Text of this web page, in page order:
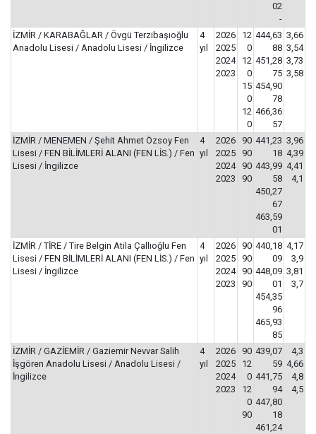
02
-
İZMİR / KARABAĞLAR / Övgü Terzibaşıoğlu
Anadolu Lisesi / Anadolu Lisesi / İngilizce
4
yıl
2026
2025
2024
2023
12
0
12
0
15
0
12
0
444,63
88
451,28
75
454,90
78
466,36
57
3,66
3,54
3,73
3,58
İZMİR / MENEMEN / Şehit Ahmet Özsoy Fen
Lisesi / FEN BİLİMLERİ ALANI (FEN LİS.) / Fen
Lisesi / İngilizce
4
yıl
2026
2025
2024
2023
90
90
90
90
441,23
18
443,99
58
450,27
67
463,59
01
3,96
4,39
4,41
4,1
İZMİR / TİRE / Tire Belgin Atila Çallıoğlu Fen
Lisesi / FEN BİLİMLERİ ALANI (FEN LİS.) / Fen
Lisesi / İngilizce
4
yıl
2026
2025
2024
2023
90
90
90
90
440,18
09
448,09
01
454,35
96
465,93
85
4,17
3,9
3,81
3,7
İZMİR / GAZİEMİR / Gaziemir Nevvar Salih
İşgören Anadolu Lisesi / Anadolu Lisesi /
İngilizce
4
yıl
2026
2025
2024
2023
90
12
0
12
0
90
439,07
59
441,75
94
447,80
18
461,24
4,3
4,66
4,8
4,5